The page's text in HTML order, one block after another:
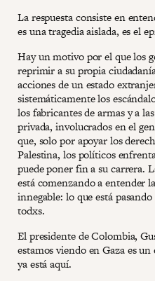
La respuesta consiste en
es una tragedia aislada, es el
Hay un motivo por el que los
reprimir a su propia
acciones de un estado
sistemáticamente los
los fabricantes de armas y a
privada, involucrados en el
que, solo por apoyar los
Palestina, los políticos
puede poner fin a su carrera.
está comenzando a entender
innegable: lo que está
todxs.
El presidente de Colombia,
estamos viendo en Gaza es
ya está aquí.